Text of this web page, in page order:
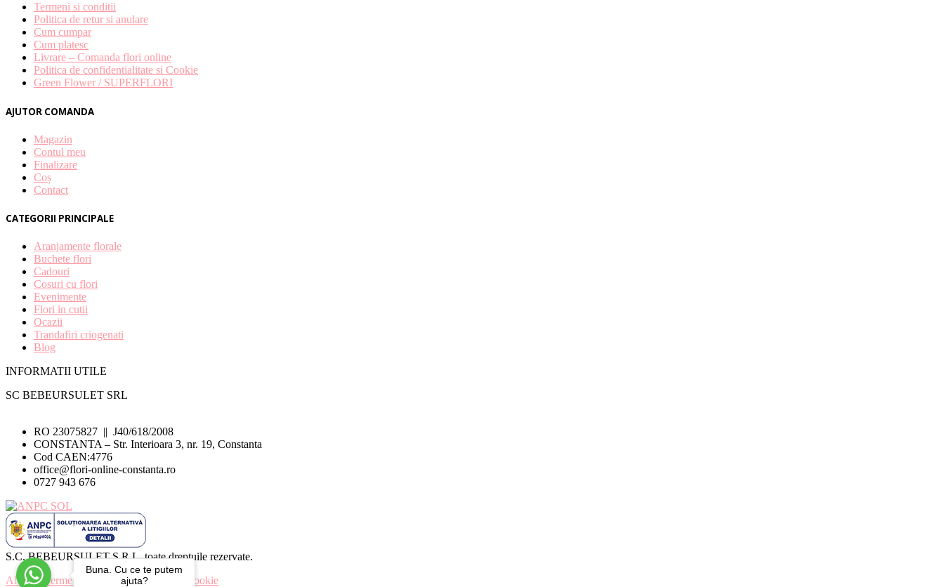
Termeni si conditii
Politica de retur si anulare
Cum cumpar
Cum platesc
Livrare – Comanda flori online
Politica de confidentialitate si Cookie
Green Flower / SUPERFLORI
AJUTOR COMANDA
Magazin
Contul meu
Finalizare
Coș
Contact
CATEGORII PRINCIPALE
Aranjamente florale
Buchete flori
Cadouri
Cosuri cu flori
Evenimente
Flori in cutii
Ocazii
Trandafiri criogenati
Blog
INFORMATII UTILE
SC BEBEURSULET SRL
RO 23075827 || J40/618/2008
CONSTANTA – Str. Interioara 3, nr. 19, Constanta
Cod CAEN:4776
office@flori-online-constanta.ro
0727 943 676
S.C. BEBEURSULET S.R.L. toate dreptuile rezervate.
ANPC| Termeni si conditii|Politica de Cookie
Buna. Cu ce te putem
ajuta?